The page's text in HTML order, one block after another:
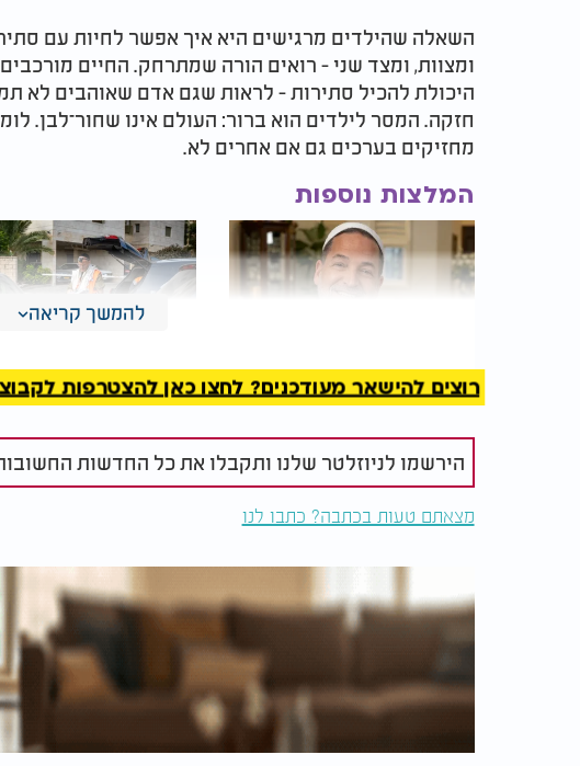
השאלה שהילדים מרגישים היא איך אפשר לחיות עם
ומצוות, ומצד שני - רואים הורה שמתרחק. החיים
היכולת להכיל סתירות - לראות שגם אדם שאוהבים לא
חזקה. המסר לילדים הוא ברור: העולם אינו שחור־לבן.
מחזיקים בערכים גם אם אחרים לא.
המלצות נוספות
טל סמל בנס אישי מרגש:
"ניצלתי ממוות בחג הפסח"
7 טיפים לביטחון
שמנצחים את הפחד -
לפי חכמת הצדיקים
איזון עדין - גם אבא וגם ערכים
הוא תחושה שיש אהבה יציבה לשני הצדדים: גם לאבא
יחוש שאשתו "בחרה נגדו", הוא עלול להתרחק יותר. אך אם
הפכה אותי ל'רע',
זה נותן לו סיכוי להתקרב.
להמשך קריאה
רוצים להישאר מעודכנים? לחצו כאן להצטרפות לקבוצות
הירשמו לניוזלטר שלנו ותקבלו את כל החדשות
מצאתם טעות בכתבה? כתבו לנו